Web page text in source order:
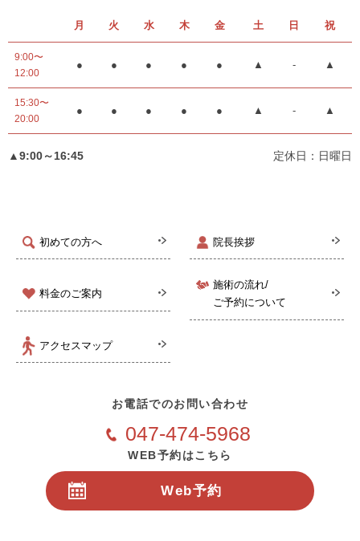
初めての方へ 院長挨拶
料金のご案内
施術の流れ/
ご予約について
アクセスマップ
月 火 水 木 金 土 日 祝
9:00〜
12:00
● ● ● ● ● ▲ - ▲
15:30〜
20:00
● ● ● ● ● ▲ - ▲
▲9:00～16:45 定休日：日曜日
お電話でのお問い合わせ
047-474-5968
WEB予約はこちら
Web予約